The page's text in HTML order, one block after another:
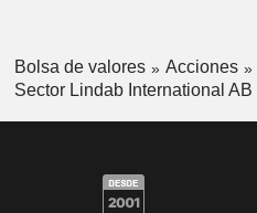
Bolsa de valores Acciones
Sector Lindab International AB